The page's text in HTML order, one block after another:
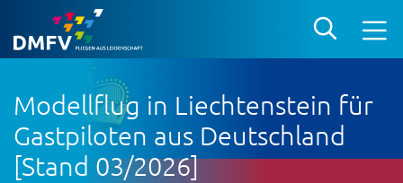
Modellflug in Liechtenstein für
Gastpiloten aus Deutschland
[Stand 03/2026]